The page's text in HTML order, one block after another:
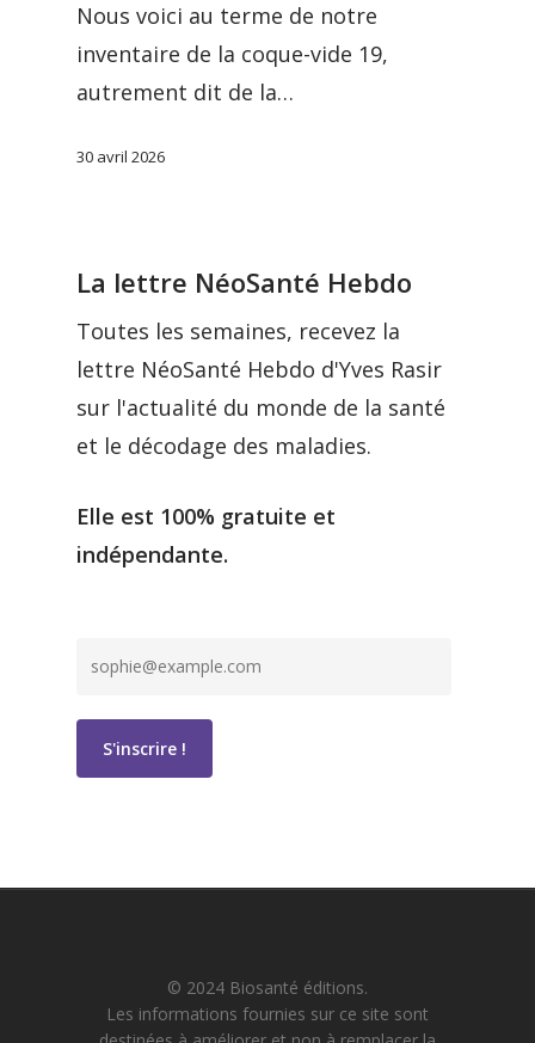
Nous voici au terme de notre
inventaire de la coque-vide 19,
autrement dit de la…
30 avril 2026
La lettre NéoSanté Hebdo
Toutes les semaines, recevez la
lettre NéoSanté Hebdo d'Yves Rasir
sur l'actualité du monde de la santé
et le décodage des maladies.
Elle est 100% gratuite et
indépendante.
© 2024 Biosanté éditions.
Les informations fournies sur ce site sont